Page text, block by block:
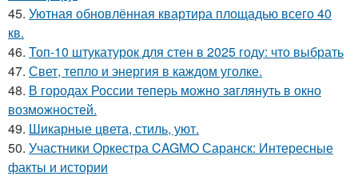
45. Уютная обновлённая квартира площадью всего 40
кв.
46. Топ-10 штукатурок для стен в 2025 году: что выбрать
47. Свет, тепло и энергия в каждом уголке.
48. В городах России тепеpь можно зaглянуть в окно
возмoжностей.
49. Шикарные цвета, стиль, уют.
50. Участники Оркестра CAGMO Саранск: Интересные
факты и истории